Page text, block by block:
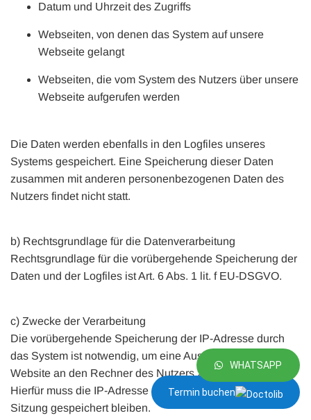
Datum und Uhrzeit des Zugriffs
Webseiten, von denen das System auf unsere
Webseite gelangt
Webseiten, die vom System des Nutzers über unsere
Webseite aufgerufen werden
Die Daten werden ebenfalls in den Logfiles unseres
Systems gespeichert. Eine Speicherung dieser Daten
zusammen mit anderen personenbezogenen Daten des
Nutzers findet nicht statt.
b) Rechtsgrundlage für die Datenverarbeitung
Rechtsgrundlage für die vorübergehende Speicherung der
Daten und der Logfiles ist Art. 6 Abs. 1 lit. f EU-DSGVO.
c) Zwecke der Verarbeitung
Die vorübergehende Speicherung der IP-Adresse durch
das System ist notwendig, um eine Auslieferung der
Website an den Rechner des Nutzers zu ermöglichen.
Hierfür muss die IP-Adresse des Nutzers für die Dauer der
Sitzung gespeichert bleiben.
Termin buchen
WHATSAPP